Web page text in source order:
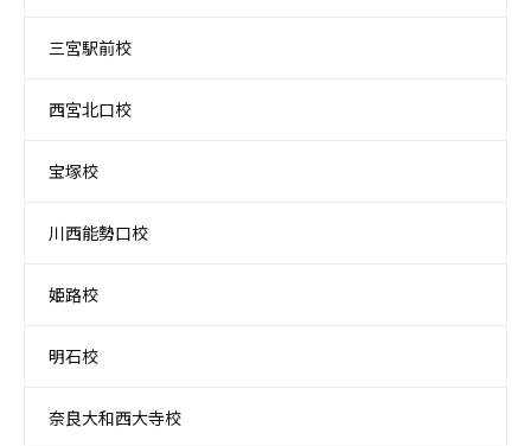
三宮駅前校
西宮北口校
宝塚校
川西能勢口校
姫路校
明石校
奈良大和西大寺校